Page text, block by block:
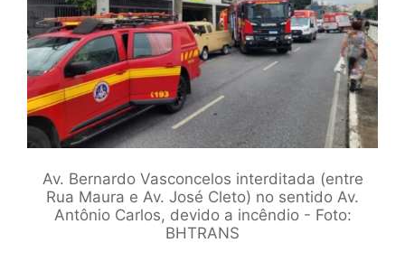
Av. Bernardo Vasconcelos interditada (entre
Rua Maura e Av. José Cleto) no sentido Av.
Antônio Carlos, devido a incêndio - Foto:
BHTRANS